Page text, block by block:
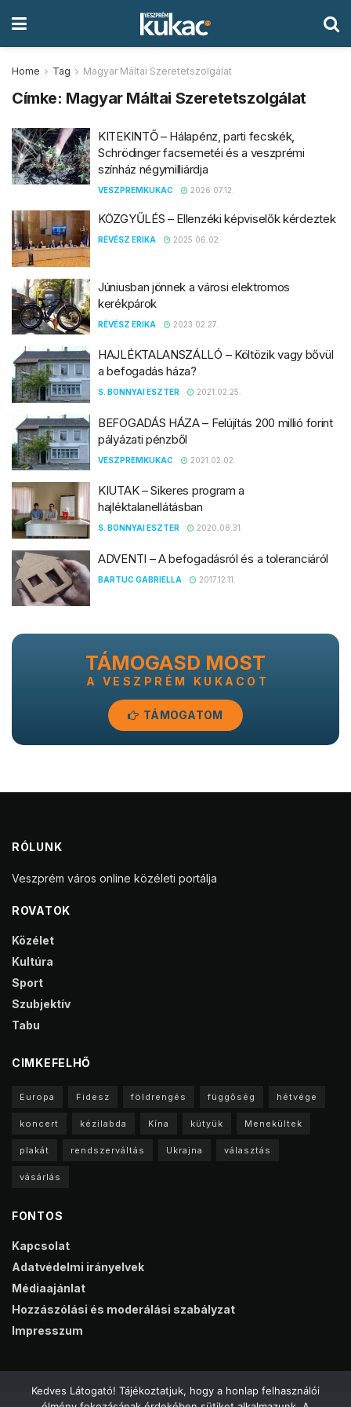
Home Tag Magyar Máltai Szeretetszolgálat
Címke: Magyar Máltai Szeretetszolgálat
KITEKINTŐ – Hálapénz, parti fecskék,
Schrödinger facsemetéi és a veszprémi
színház négymilliárdja
VESZPREMKUKAC 2026.07.12.
KÖZGYŰLÉS – Ellenzéki képviselők kérdeztek
RÉVÉSZ ERIKA 2025.06.02.
Júniusban jönnek a városi elektromos
kerékpárok
RÉVÉSZ ERIKA 2023.02.27.
HAJLÉKTALANSZÁLLÓ – Költözik vagy bővül
a befogadás háza?
S. BONNYAI ESZTER 2021.02.25.
BEFOGADÁS HÁZA – Felújítás 200 millió forint
pályázati pénzből
VESZPREMKUKAC 2021.02.02.
KIUTAK – Sikeres program a
hajléktalanellátásban
S. BONNYAI ESZTER 2020.08.31.
ADVENTI – A befogadásról és a toleranciáról
BARTUC GABRIELLA 2017.12.11.
TÁMOGASD MOST
A VESZPRÉM KUKACOT
TÁMOGATOM
RÓLUNK
Veszprém város online közéleti portálja
ROVATOK
Közélet
Kultúra
Sport
Szubjektív
Tabu
CIMKEFELHŐ
Europa Fidesz földrengés függőség hétvége
koncert kézilabda Kína kütyük Menekültek
plakát rendszerváltás Ukrajna választás
vásárlás
FONTOS
Kapcsolat
Adatvédelmi irányelvek
Médiaajánlat
Hozzászólási és moderálási szabályzat
Impresszum
Kedves Látogató! Tájékoztatjuk, hogy a honlap felhasználói